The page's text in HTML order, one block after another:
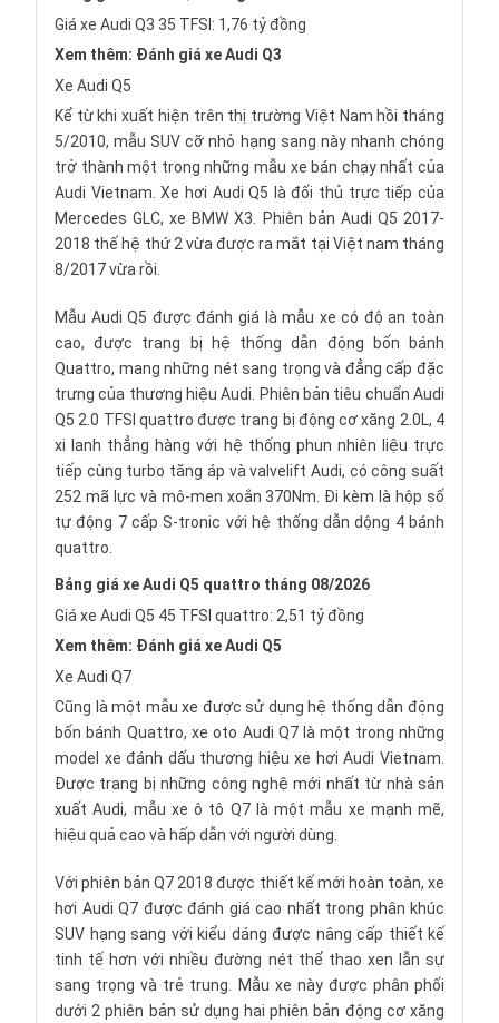
Giá xe Audi Q3 35 TFSI: 1,76 tỷ đồng
Xem thêm: Đánh giá xe Audi Q3
Xe Audi Q5
Kể từ khi xuất hiện trên thị trường Việt Nam hồi tháng
5/2010, mẫu SUV cỡ nhỏ hạng sang này nhanh chóng
trở thành một trong những mẫu xe bán chạy nhất của
Audi Vietnam. Xe hơi Audi Q5 là đối thủ trực tiếp của
Mercedes GLC, xe BMW X3. Phiên bản Audi Q5 2017-
2018 thế hệ thứ 2 vừa được ra mắt tại Việt nam tháng
8/2017 vừa rồi.
Mẫu Audi Q5 được đánh giá là mẫu xe có độ an toàn
cao, được trang bị hệ thống dẫn động bốn bánh
Quattro, mang những nét sang trọng và đẳng cấp đặc
trưng của thương hiệu Audi. Phiên bản tiêu chuẩn Audi
Q5 2.0 TFSI quattro được trang bị động cơ xăng 2.0L, 4
xi lanh thẳng hàng với hệ thống phun nhiên liệu trực
tiếp cùng turbo tăng áp và valvelift Audi, có công suất
252 mã lực và mô-men xoắn 370Nm. Đi kèm là hộp số
tự động 7 cấp S-tronic với hệ thống dẫn dộng 4 bánh
quattro.
Bảng giá xe Audi Q5 quattro tháng 08/2026
Giá xe Audi Q5 45 TFSI quattro: 2,51 tỷ đồng
Xem thêm: Đánh giá xe Audi Q5
Xe Audi Q7
Cũng là một mẫu xe được sử dụng hệ thống dẫn động
bốn bánh Quattro, xe oto Audi Q7 là một trong những
model xe đánh dấu thương hiệu xe hơi Audi Vietnam.
Được trang bị những công nghệ mới nhất từ nhà sản
xuất Audi, mẫu xe ô tô Q7 là một mẫu xe mạnh mẽ,
hiệu quả cao và hấp dẫn với người dùng.
Với phiên bản Q7 2018 được thiết kế mới hoàn toàn, xe
hơi Audi Q7 được đánh giá cao nhất trong phân khúc
SUV hạng sang với kiểu dáng được nâng cấp thiết kế
tinh tế hơn với nhiều đường nét thể thao xen lẫn sự
sang trọng và trẻ trung. Mẫu xe này được phân phối
dưới 2 phiên bản sử dụng hai phiên bản động cơ xăng